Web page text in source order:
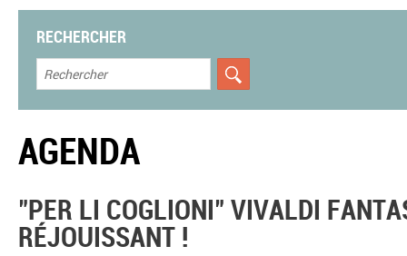
RECHERCHER
AGENDA
"PER LI COGLIONI" VIVALDI
RÉJOUISSANT !